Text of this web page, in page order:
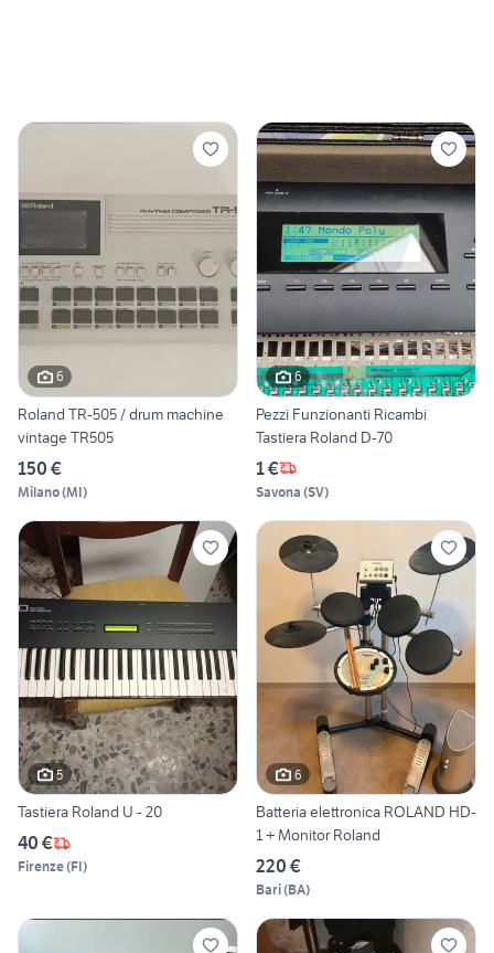
6
Roland TR-505 / drum machine
vintage TR505
150 €
Milano(MI)
6
Pezzi Funzionanti Ricambi
Tastiera Roland D-70
1 €
Savona (SV)
5
Tastiera Roland U - 20
40 €
Firenze(FI)
6
Batteria elettronica ROLAND HD-
1 + Monitor Roland
220 €
Bari(BA)